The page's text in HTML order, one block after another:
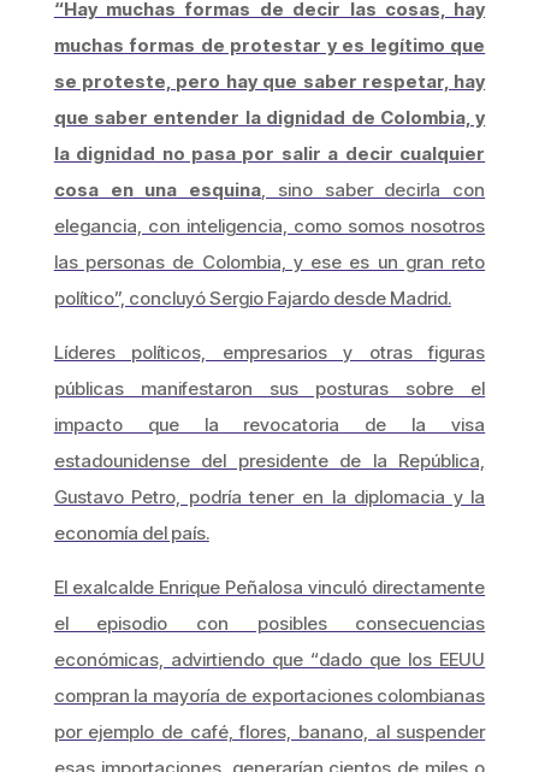
“Hay muchas formas de decir las cosas, hay
muchas formas de protestar y es legítimo que
se proteste, pero hay que saber respetar, hay
que saber entender la dignidad de Colombia, y
la dignidad no pasa por salir a decir cualquier
cosa en una esquina, sino saber decirla con
elegancia, con inteligencia, como somos nosotros
las personas de Colombia, y ese es un gran reto
político”, concluyó Sergio Fajardo desde Madrid.
Líderes políticos, empresarios y otras figuras
públicas manifestaron sus posturas sobre el
impacto que la revocatoria de la visa
estadounidense del presidente de la República,
Gustavo Petro, podría tener en la diplomacia y la
economía del país.
El exalcalde Enrique Peñalosa vinculó directamente
el episodio con posibles consecuencias
económicas, advirtiendo que “dado que los EEUU
compran la mayoría de exportaciones colombianas
por ejemplo de café, flores, banano, al suspender